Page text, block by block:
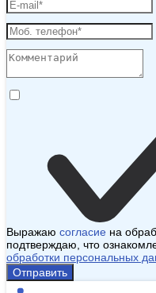
Выражаю согласие на
подтверждаю, что
обработки персональных
Отправить